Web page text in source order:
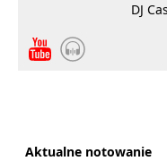
DJ
Aktualne notowanie